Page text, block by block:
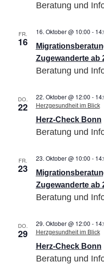
Beratung und
FR.
16
Zugewanderte ab
16. Oktober @ 10:00 -
Beratung und
DO.
22
Herz-Check Bonn
22. Oktober @ 12:00 -
Herzgesundheit im Blick
Beratung und
FR.
23
Zugewanderte ab
23. Oktober @ 10:00 -
Beratung und
DO.
29
Herz-Check Bonn
29. Oktober @ 12:00 -
Herzgesundheit im Blick
Beratung und